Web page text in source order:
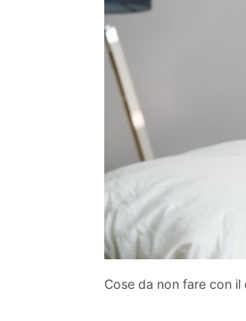
Cose da non fare con